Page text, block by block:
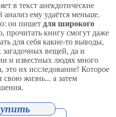
в текст анекдотические
анализ ему удаётся меньше.
он пишет для широкого
прочитать книгу смогут даже
для себя какие-то выводы,
вещей, да и
и известных людях много
это их исследование! Которое
свою жизнь... а затем